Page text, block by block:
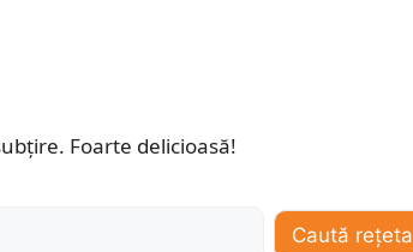
Caută rețeta